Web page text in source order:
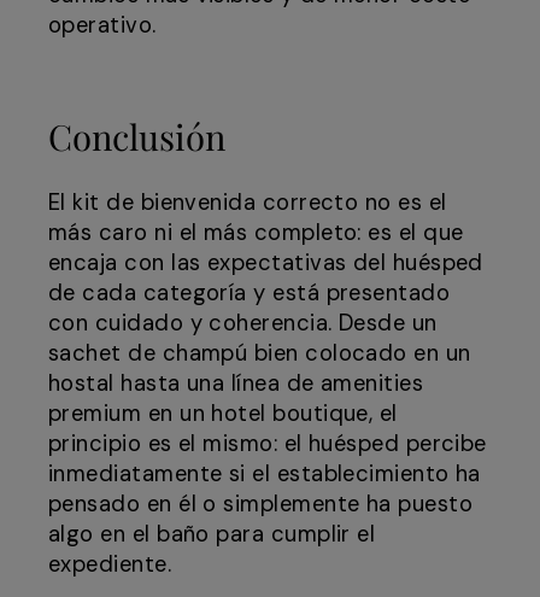
operativo.
Conclusión
El kit de bienvenida correcto no es el
más caro ni el más completo: es el que
encaja con las expectativas del huésped
de cada categoría y está presentado
con cuidado y coherencia. Desde un
sachet de champú bien colocado en un
hostal hasta una línea de amenities
premium en un hotel boutique, el
principio es el mismo: el huésped percibe
inmediatamente si el establecimiento ha
pensado en él o simplemente ha puesto
algo en el baño para cumplir el
expediente.